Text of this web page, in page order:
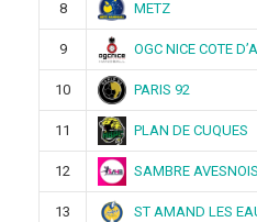
8 METZ
9 OGC NICE COTE
10 PARIS 92
11 PLAN DE CUQUES
12 SAMBRE AVESNOIS
13 ST AMAND LES